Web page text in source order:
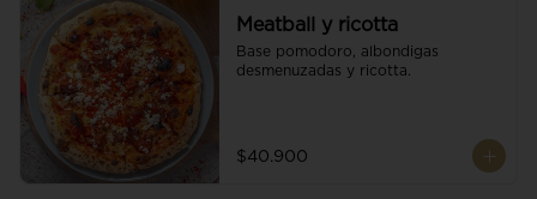
Meatball y ricotta
Base pomodoro, albondigas
desmenuzadas y ricotta.
$40.900